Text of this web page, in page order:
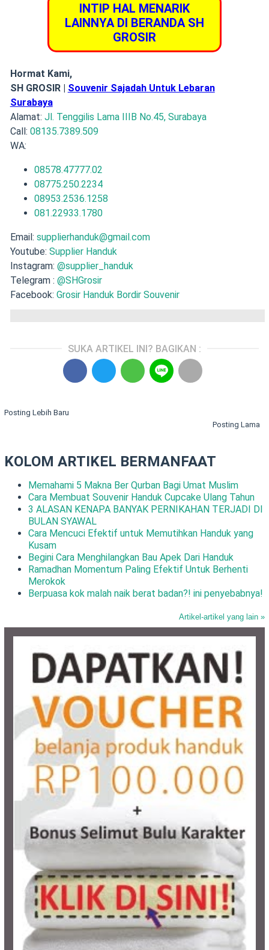
INTIP HAL MENARIK
LAINNYA DI BERANDA SH
GROSIR
Hormat Kami,
SH GROSIR | Souvenir Sajadah Untuk Lebaran
Surabaya
Alamat: Jl. Tenggilis Lama IIIB No.45, Surabaya
Call: 08135.7389.509
WA:
08578.47777.02
08775.250.2234
08953.2536.1258
081.22933.1780
Email: supplierhanduk@gmail.com
Youtube: Supplier Handuk
Instagram: @supplier_handuk
Telegram : @SHGrosir
Facebook: Grosir Handuk Bordir Souvenir
SUKA ARTIKEL INI? BAGIKAN :
Posting Lebih Baru
Posting Lama
KOLOM ARTIKEL BERMANFAAT
Memahami 5 Makna Ber Qurban Bagi Umat Muslim
Cara Membuat Souvenir Handuk Cupcake Ulang Tahun
3 ALASAN KENAPA BANYAK PERNIKAHAN TERJADI DI
BULAN SYAWAL
Cara Mencuci Efektif untuk Memutihkan Handuk yang
Kusam
Begini Cara Menghilangkan Bau Apek Dari Handuk
Ramadhan Momentum Paling Efektif Untuk Berhenti
Merokok
Berpuasa kok malah naik berat badan?! ini penyebabnya!
Artikel-artikel yang lain »